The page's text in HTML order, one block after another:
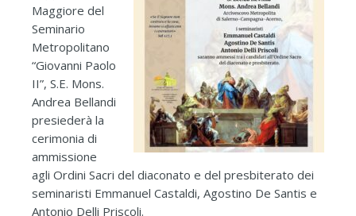
Maggiore del
Seminario
Metropolitano
“Giovanni Paolo
II”, S.E. Mons.
Andrea Bellandi
presiederà la
cerimonia di
ammissione
agli Ordini Sacri del diaconato e del presbiterato dei
seminaristi Emmanuel Castaldi, Agostino De Santis e
Antonio Delli Priscoli.